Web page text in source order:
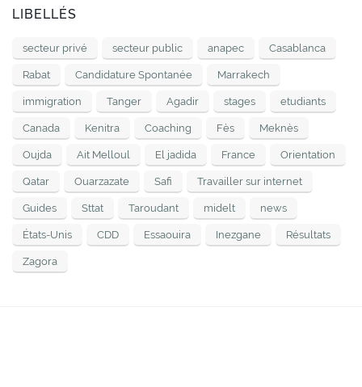
LIBELLÉS
secteur privé secteur public anapec Casablanca
Rabat Candidature Spontanée Marrakech
immigration Tanger Agadir stages etudiants
Canada Kenitra Coaching Fès Meknès
Oujda Ait Melloul El jadida France Orientation
Qatar Ouarzazate Safi Travailler sur internet
Guides Sttat Taroudant midelt news
États-Unis CDD Essaouira Inezgane Résultats
Zagora